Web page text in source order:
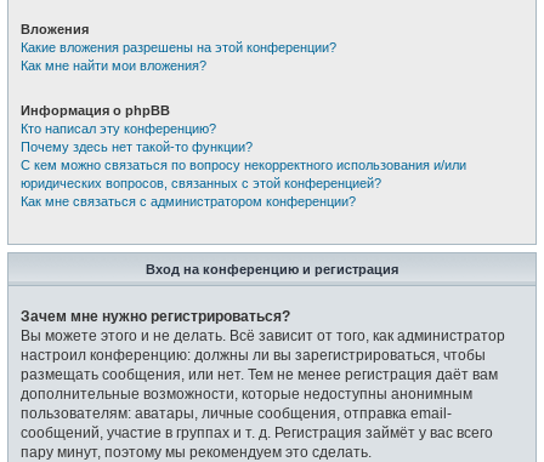
Вложения
Какие вложения разрешены на этой конференции?
Как мне найти мои вложения?
Информация о phpBB
Кто написал эту конференцию?
Почему здесь нет такой-то функции?
С кем можно связаться по вопросу некорректного использования и/или
юридических вопросов, связанных с этой конференцией?
Как мне связаться с администратором конференции?
Вход на конференцию и регистрация
Зачем мне нужно регистрироваться?
Вы можете этого и не делать. Всё зависит от того, как администратор
настроил конференцию: должны ли вы зарегистрироваться, чтобы
размещать сообщения, или нет. Тем не менее регистрация даёт вам
дополнительные возможности, которые недоступны анонимным
пользователям: аватары, личные сообщения, отправка email-
сообщений, участие в группах и т. д. Регистрация займёт у вас всего
пару минут, поэтому мы рекомендуем это сделать.